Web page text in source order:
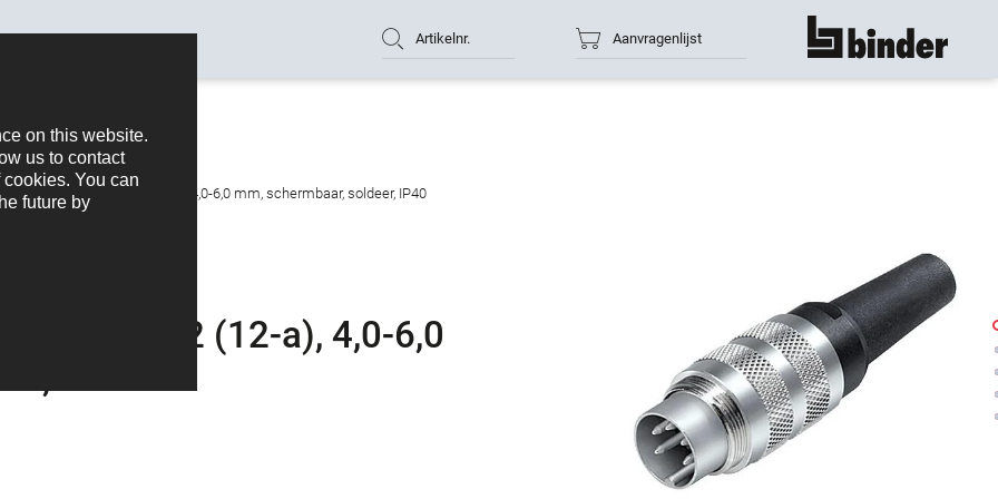
Artikelnr. Aanvragenlijst toon alles
aantal polen: 12 (12-a), 4,0-6,0 mm, schermbaar, soldeer, IP40
polen: 12 (12-a), 4,0-6,0